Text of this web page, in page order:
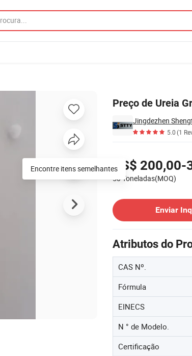
Preço de Ureia
Jingdezhen
5.0(1
US$ 200,00-
50 Toneladas(MOQ)
Enviar
Atributos do
CAS Nº.
Fórmula
EINECS
N ° de Modelo.
Certificação
Encontre itens semelhantes